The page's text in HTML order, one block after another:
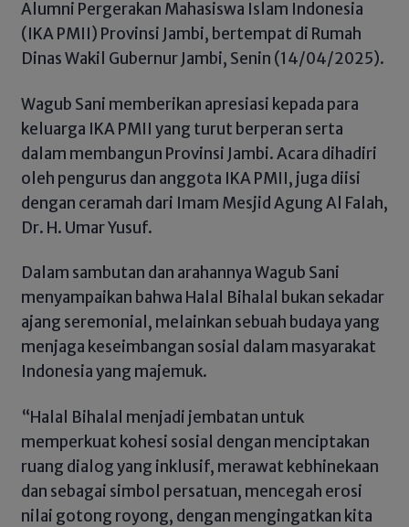
Alumni Pergerakan Mahasiswa Islam Indonesia
(IKA PMII) Provinsi Jambi, bertempat di Rumah
Dinas Wakil Gubernur Jambi, Senin (14/04/2025).
Wagub Sani memberikan apresiasi kepada para
keluarga IKA PMII yang turut berperan serta
dalam membangun Provinsi Jambi. Acara dihadiri
oleh pengurus dan anggota IKA PMII, juga diisi
dengan ceramah dari Imam Mesjid Agung Al Falah,
Dr. H. Umar Yusuf.
Dalam sambutan dan arahannya Wagub Sani
menyampaikan bahwa Halal Bihalal bukan sekadar
ajang seremonial, melainkan sebuah budaya yang
menjaga keseimbangan sosial dalam masyarakat
Indonesia yang majemuk.
“Halal Bihalal menjadi jembatan untuk
memperkuat kohesi sosial dengan menciptakan
ruang dialog yang inklusif, merawat kebhinekaan
dan sebagai simbol persatuan, mencegah erosi
nilai gotong royong, dengan mengingatkan kita